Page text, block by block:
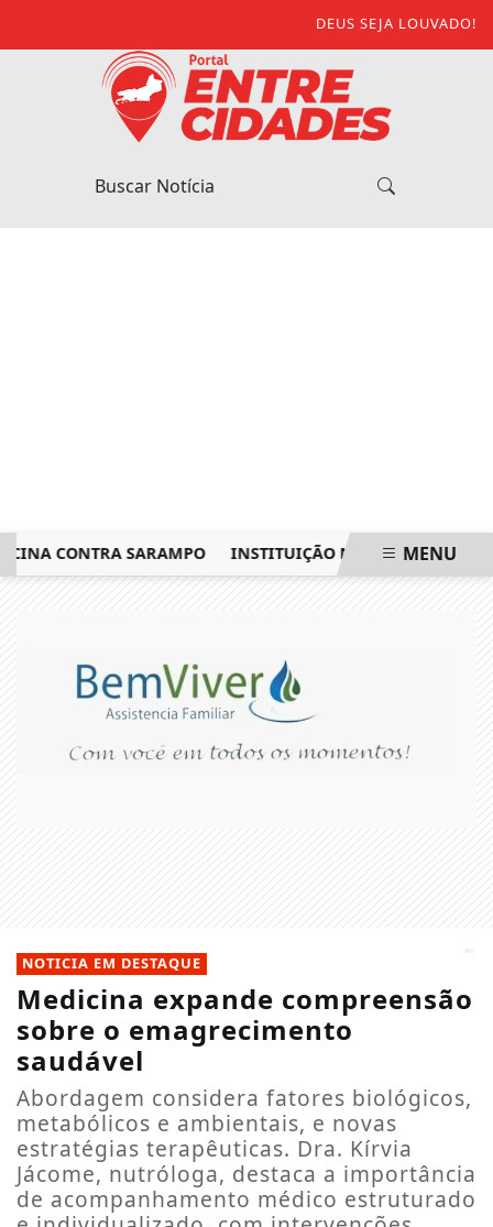
DEUS SEJA LOUVADO!
CONTRA SARAMPO INSTITUIÇÃO NO NOROESTEMENU
NOTICIA EM DESTAQUE
Medicina expande compreensão
sobre o emagrecimento
saudável
Abordagem considera fatores biológicos,
metabólicos e ambientais, e novas
estratégias terapêuticas. Dra. Kírvia
Jácome, nutróloga, destaca a importância
de acompanhamento médico estruturado